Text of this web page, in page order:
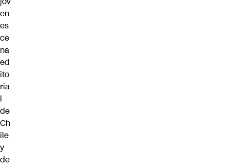
en
es
ce
na
ed
ito
ria
l
de
Ch
ile
y
de